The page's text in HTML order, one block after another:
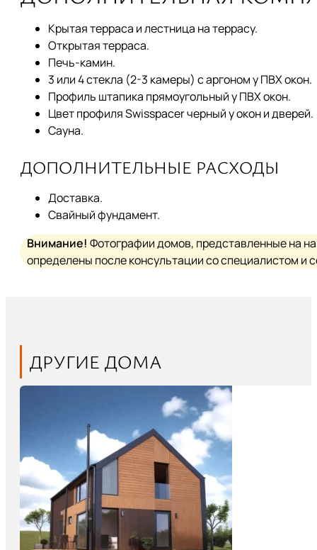
Крытая терраса и лестница на террасу.
Открытая терраса.
Печь-камин.
3 или 4 стекла (2-3 камеры) с аргоном у ПВХ окон.
Профиль штапика прямоугольный у ПВХ окон.
Цвет профиля Swisspacer черный у окон и дверей.
Сауна.
ДОПОЛНИТЕЛЬНЫЕ РАСХОДЫ
Доставка.
Свайный фундамент.
Внимание! Фотографии домов, представленные на
определены после консультации со специалистом и
ДРУГИЕ ДОМА